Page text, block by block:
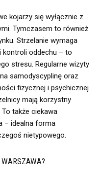
kojarzy się wyłącznie z
Tymczasem to również
Strzelanie wymaga
kontroli oddechu – to
stresu. Regularne wizyty
samodyscyplinę oraz
fizycznej i psychicznej
mają korzystny
także ciekawa
– idealna forma
nietypowego.